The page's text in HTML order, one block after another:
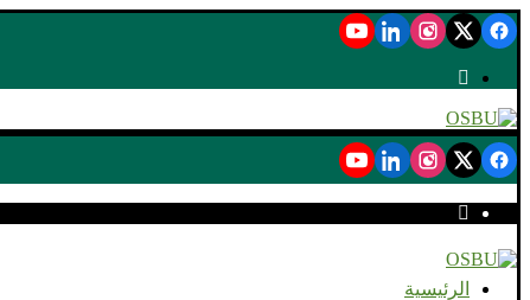
الرئيسية